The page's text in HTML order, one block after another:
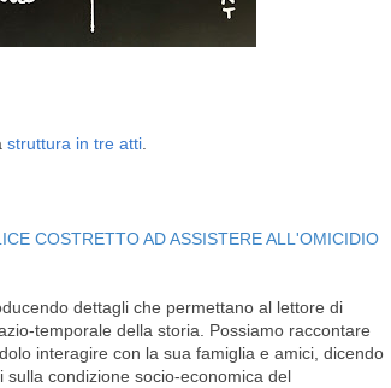
struttura in tre atti
COSTRETTO AD ASSISTERE ALL'OMICIDIO
dettagli che permettano al lettore di
temporale della storia. Possiamo raccontare
interagire con la sua famiglia e amici, dicendo
condizione socio-economica del